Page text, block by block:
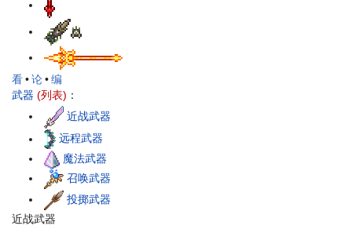
看•论•编
武器 (列表) ：
近战武器
远程武器
魔法武器
召唤武器
投掷武器
近战武器